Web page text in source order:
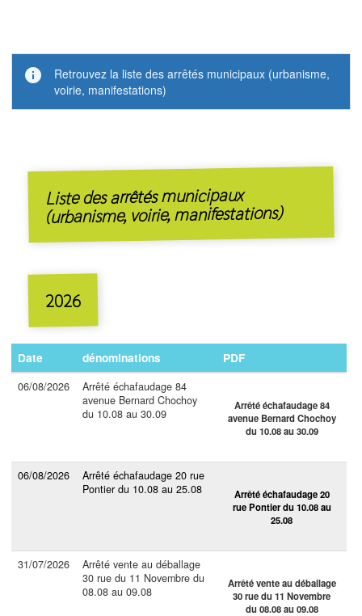
info
Retrouvez la liste des arrêtés municipaux (urbanisme,
voirie, manifestations)
Liste des arrêtés municipaux
(urbanisme, voirie, manifestations)
2026
Date dénominations PDF
06/08/2026
Arrêté échafaudage 84
avenue Bernard Chochoy
du 10.08 au 30.09
Arrêté échafaudage 84
avenue Bernard Chochoy
du 10.08 au 30.09
06/08/2026
Arrêté échafaudage 20 rue
Pontier du 10.08 au 25.08
Arrêté échafaudage 20
rue Pontier du 10.08 au
25.08
31/07/2026
Arrêté vente au déballage
30 rue du 11 Novembre du
08.08 au 09.08
Arrêté vente au déballage
30 rue du 11 Novembre
du 08.08 au 09.08